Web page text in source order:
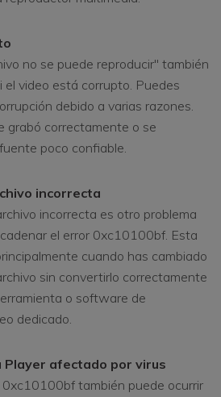
no se puede reproducir" también
el video está corrupto. Puedes
debido a varias razones.
grabó correctamente o se
poco confiable.
incorrecta
incorrecta es otro problema
el error 0xc10100bf. Esta
cuando has cambiado
sin convertirlo correctamente
o software de
dedicado.
Player afectado por virus
0xc10100bf también puede ocurrir